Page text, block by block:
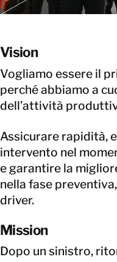
Vision
Vogliamo essere il
perché abbiamo a
dell’attività
Assicurare rapidità,
intervento nel
e garantire la
nella fase
driver.
Mission
Dopo un sinistro,